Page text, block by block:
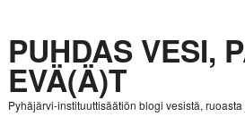
PUHDAS VESI,
EVÄ(Ä)T
Pyhäjärvi-instituuttisäätiön blogi vesistä,